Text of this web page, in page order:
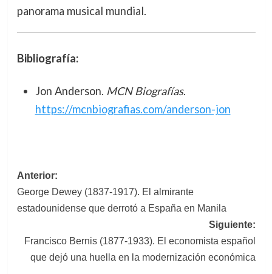
panorama musical mundial.
Bibliografía:
Jon Anderson. MCN Biografías.
https://mcnbiografias.com/anderson-jon
Navegación
de
Anterior:
George Dewey (1837-1917). El almirante
estadounidense que derrotó a España en Manila
Siguiente:
Francisco Bernis (1877-1933). El economista español
que dejó una huella en la modernización económica